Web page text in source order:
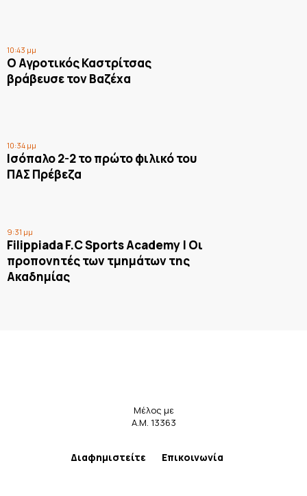
10:43 μμ
Ο Αγροτικός Καστρίτσας
βράβευσε τον Βαζέχα
10:34 μμ
Ισόπαλο 2-2 το πρώτο φιλικό του
ΠΑΣ Πρέβεζα
9:31 μμ
Filippiada F.C Sports Academy | Οι
προπονητές των τμημάτων της
Ακαδημίας
Μέλος με
Α.Μ. 13363
Διαφημιστείτε Επικοινωνία